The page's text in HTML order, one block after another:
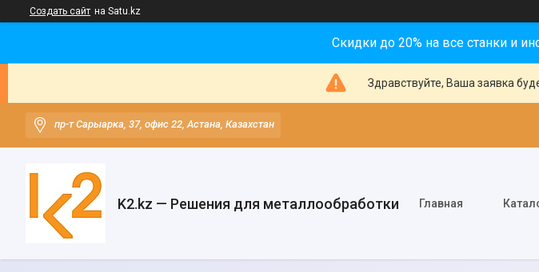
Создать сайт на Satu.kz
Скидки до 20% на все станки и
Здравствуйте, Ваша заявка
пр-т Сарыарка, 37, офис 22, Астана, Казахстан
K2.kz — Решения для металлообработки Главная